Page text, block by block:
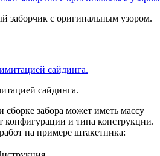
заборчик с оригинальным узором.
сайдинга.
забора может иметь массу
конфигурации и типа конструкции.
на примере штакетника: